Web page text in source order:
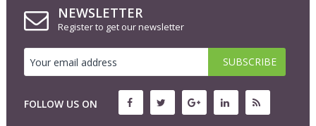
NEWSLETTER
Register to get our newsletter
FOLLOW US ON